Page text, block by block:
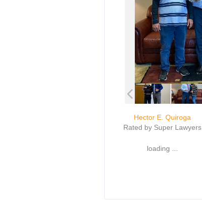
Hector E. Quiroga
Rated by Super Lawyers
loading ...